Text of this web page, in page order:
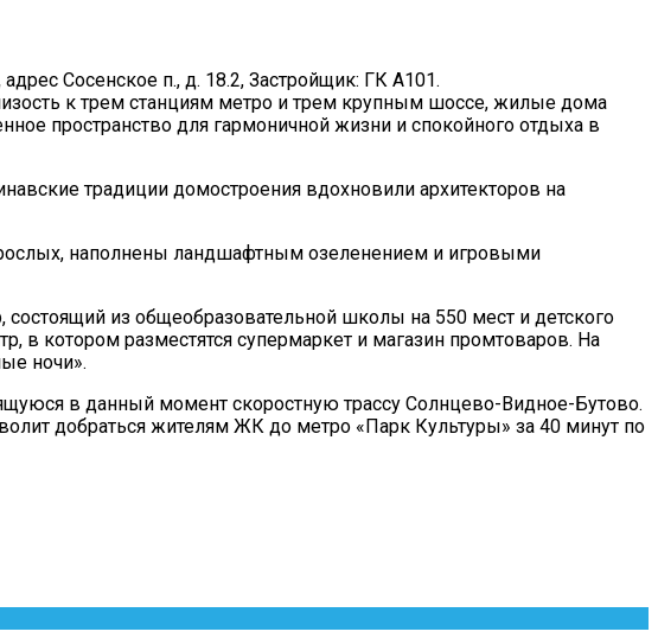
Сосенское п., д. 18.2, Застройщик: ГК А101.
к трем станциям метро и трем крупным шоссе, жилые дома
пространство для гармоничной жизни и спокойного отдыха в
традиции домостроения вдохновили архитекторов на
наполнены ландшафтным озеленением и игровыми
из общеобразовательной школы на 550 мест и детского
в котором разместятся супермаркет и магазин промтоваров. На
ночи».
в данный момент скоростную трассу Солнцево-Видное-Бутово.
добраться жителям ЖК до метро «Парк Культуры» за 40 минут по